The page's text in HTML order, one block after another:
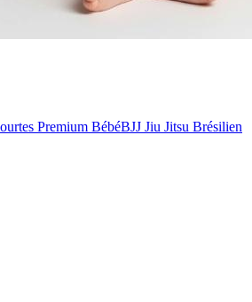
Premium BébéBJJ Jiu Jitsu Brésilien